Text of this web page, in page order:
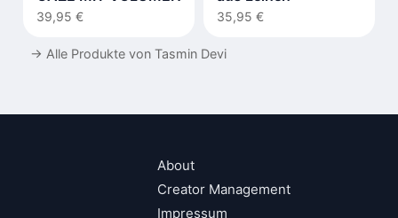
39,95 € 35,95 €
→ Alle Produkte von Tasmin Devi
About
Creator Management
Impressum